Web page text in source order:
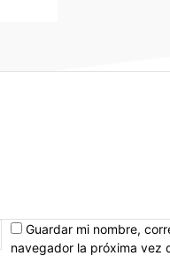
Correo
electrónico:*
Guardar mi nombre,
navegador la próxima vez